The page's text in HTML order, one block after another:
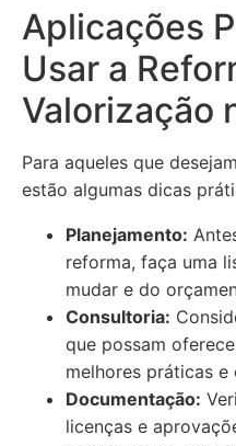
Aplicações
Usar a
Valorização
Para aqueles que
estão algumas dicas
Planejamento:
reforma, faça uma
mudar e do
Consultoria:
que possam
melhores práticas
Documentação:
licenças e